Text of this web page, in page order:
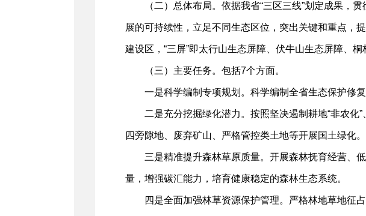
（二）总体布局。依据我省“三区三线”划定成果，
展的可持续性，立足不同生态区位，突出关键和重点，
建设区，“三屏”即太行山生态屏障、伏牛山生态屏障、
（三）主要任务。包括7个方面。
一是科学编制专项规划。科学编制全省生态保护修
二是充分挖掘绿化潜力。按照坚决遏制耕地“非农化
四旁隙地、废弃矿山、严格管控类土地等开展国土绿化。
三是精准提升森林草原质量。开展森林抚育经营、
量，增强碳汇能力，培育健康稳定的森林生态系统。
四是全面加强林草资源保护管理。严格林地草地征